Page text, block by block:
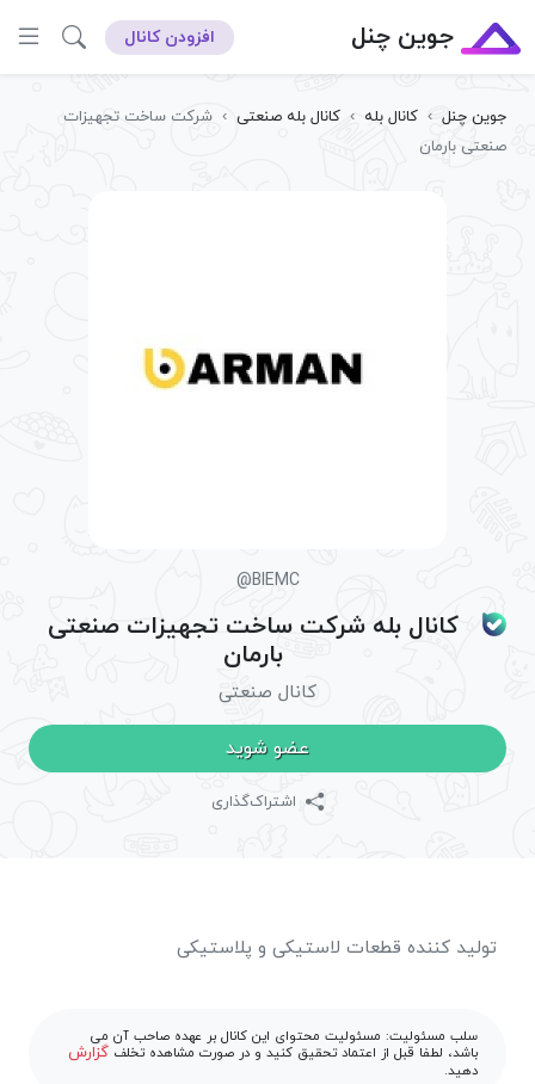
جوین چنل افزودن کانال
جوین چنل › کانال بله › کانال بله صنعتی › شرکت ساخت تجهیزات
صنعتی بارمان
@BIEMC
کانال بله شرکت ساخت تجهیزات صنعتی
بارمان
کانال صنعتی
عضو شوید
اشتراک‌گذاری
تولید کننده قطعات لاستیکی و پلاستیکی
سلب مسئولیت: مسئولیت محتوای این کانال بر عهده صاحب آن می
باشد، لطفا قبل از اعتماد تحقیق کنید و در صورت مشاهده تخلف گزارش
دهید.